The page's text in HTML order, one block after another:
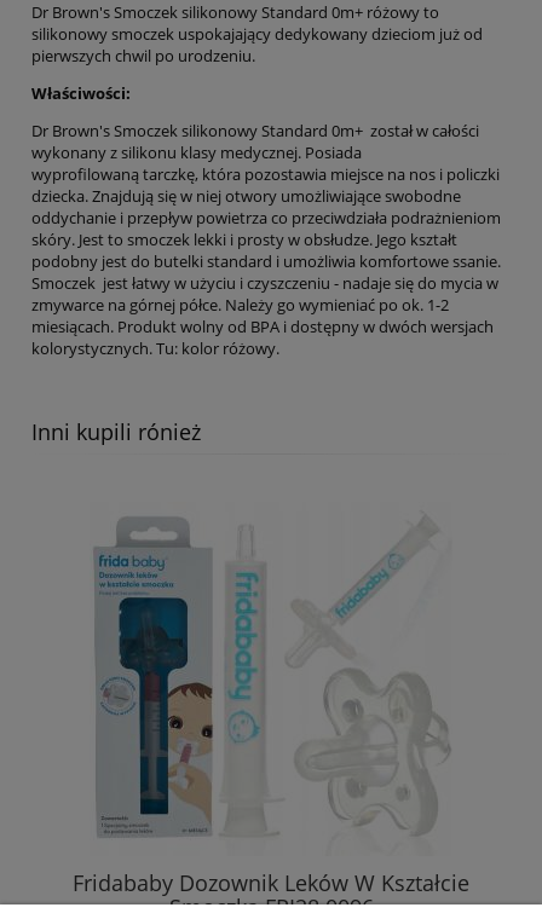
Dr Brown's Smoczek silikonowy Standard 0m+ różowy to
silikonowy smoczek uspokajający dedykowany dzieciom już od
pierwszych chwil po urodzeniu.
Właściwości:
Dr Brown's Smoczek silikonowy Standard 0m+ został w całości
wykonany z silikonu klasy medycznej. Posiada
wyprofilowaną tarczkę, która pozostawia miejsce na nos i policzki
dziecka. Znajdują się w niej otwory umożliwiające swobodne
oddychanie i przepływ powietrza co przeciwdziała podrażnieniom
skóry. Jest to smoczek lekki i prosty w obsłudze. Jego kształt
podobny jest do butelki standard i umożliwia komfortowe ssanie.
Smoczek jest łatwy w użyciu i czyszczeniu - nadaje się do mycia w
zmywarce na górnej półce. Należy go wymieniać po ok. 1-2
miesiącach. Produkt wolny od BPA i dostępny w dwóch wersjach
kolorystycznych. Tu: kolor różowy.
Inni kupili rónież
Fridababy Dozownik Leków W Kształcie
Smoczka FRI28 0096